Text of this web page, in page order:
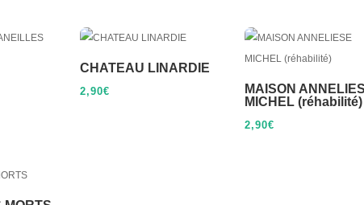
CHATEAU LINARDIE
2,90€
MAISON
MICHEL (réhabilité)
2,90€